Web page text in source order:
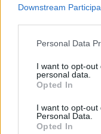
Downstream
Personal Data
I want to opt-
personal data.
Opted In
I want to opt-out
Personal Data.
Opted In